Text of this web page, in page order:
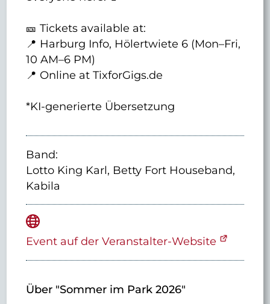
🎫 Tickets available at:
📍 Harburg Info, Hölertwiete 6 (Mon–Fri,
10 AM–6 PM)
📍 Online at TixforGigs.de
*KI-generierte Übersetzung
Band:
Lotto King Karl, Betty Fort Houseband,
Kabila
Event auf der Veranstalter-Website
Über "Sommer im Park 2026"